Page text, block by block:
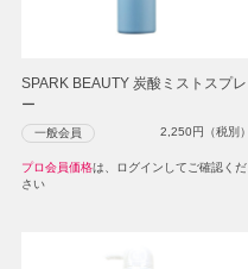
SPARK BEAUTY 炭酸ミストスプレ
ー
一般会員 2,250円（税別）
プロ会員価格は、ログインしてご確認くだ
さい